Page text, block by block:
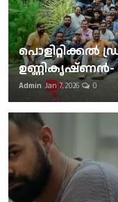
പൊളിറ്റിക്കല്‍
ഉണ്ണികൃഷ്ണന്‍-
Admin Jan 7, 2026 0